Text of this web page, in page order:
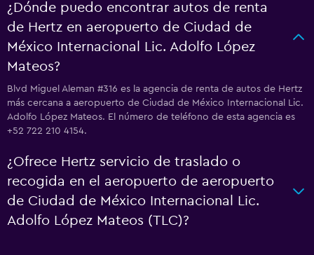
¿Dónde puedo encontrar autos de renta
de Hertz en aeropuerto de Ciudad de
México Internacional Lic. Adolfo López
Mateos?
Blvd Miguel Aleman #316 es la agencia de renta de autos de Hertz
más cercana a aeropuerto de Ciudad de México Internacional Lic.
Adolfo López Mateos. El número de teléfono de esta agencia es
+52 722 210 4154.
¿Ofrece Hertz servicio de traslado o
recogida en el aeropuerto de aeropuerto
de Ciudad de México Internacional Lic.
Adolfo López Mateos (TLC)?